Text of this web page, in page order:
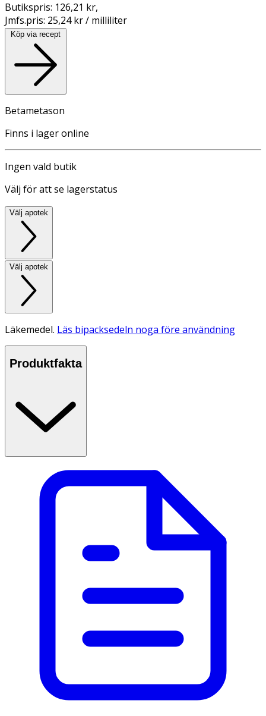
Butikspris: 126,21 kr,
Jmfs.pris: 25,24 kr / milliliter
Köp via recept
Betametason
Finns i lager online
Ingen vald butik
Välj för att se lagerstatus
Välj apotek
Välj apotek
Läkemedel. Läs bipacksedeln noga före användning
Produktfakta